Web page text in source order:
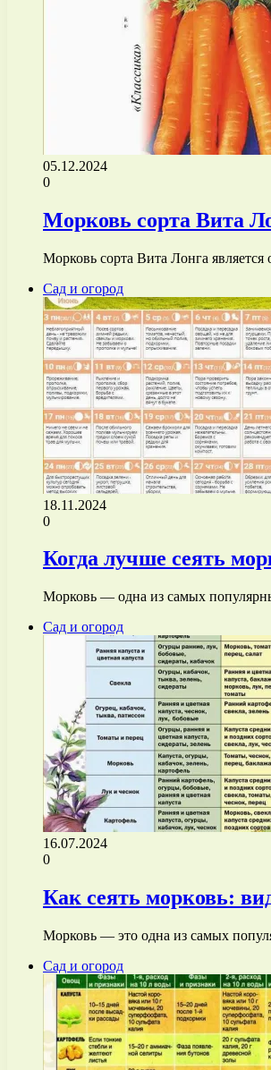
05.12.2024
0
Морковь сорта Вита
Морковь сорта Вита Лонга
Сад и огород
18.11.2024
0
Когда лучше сеять
Морковь — одна из самых
Сад и огород
16.07.2024
0
Как сеять морковь:
Морковь — это одна из самых
Сад и огород